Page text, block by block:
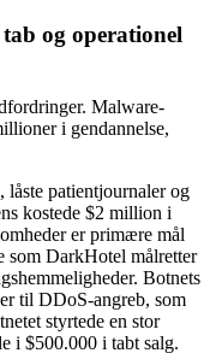
og operationel
Malware-
i gendannelse,
patientjournaler og
kostede $2 million i
er primære mål
som DarkHotel målretter
Botnets
til DDoS-angreb, som
styrtede en stor
i $500.000 i tabt salg.